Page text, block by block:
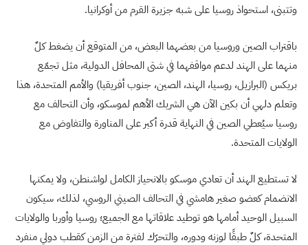
وتتبنى، استحواذ روسيا على شبه جزيرة القرم من أوكرانيا.
باقتراب الصين وروسيا من بعضهما البعض، من المتوقع أن يضغط كلٌ
منهما على الهند لدعم مواقفهما في شتى المحافل الدولية، مثل تجمّع
بريكس (البرازيل، روسيا، الهند، الصين، جنوب أفريقيا) والأمم المتحدة، هذا
وتعلم دلهي أن بكين الآن هي الشريك الأهم لموسكو، وأن التحالف مع
روسيا سيُعطي الصين في النهاية قدرة أكبر على المناورة والتفاوض مع
الولايات المتحدة.
لا تستطيع الهند أن تعادي موسكو بالانحياز الكامل لواشنطن، ولا يمكنها
الانضمام كعضو صغير هامشي في التحالف الصيني الروسي، لذلك، سيكون
السبيل الوحيد أمامها هو توطيد علاقاتها مع الجميع؛ روسيا وأوربا والولايات
المتحدة، كلٌ طبقًا لوزنه ودوره، والتحرّك لفترة من الزمن كقطب دولي منفرد